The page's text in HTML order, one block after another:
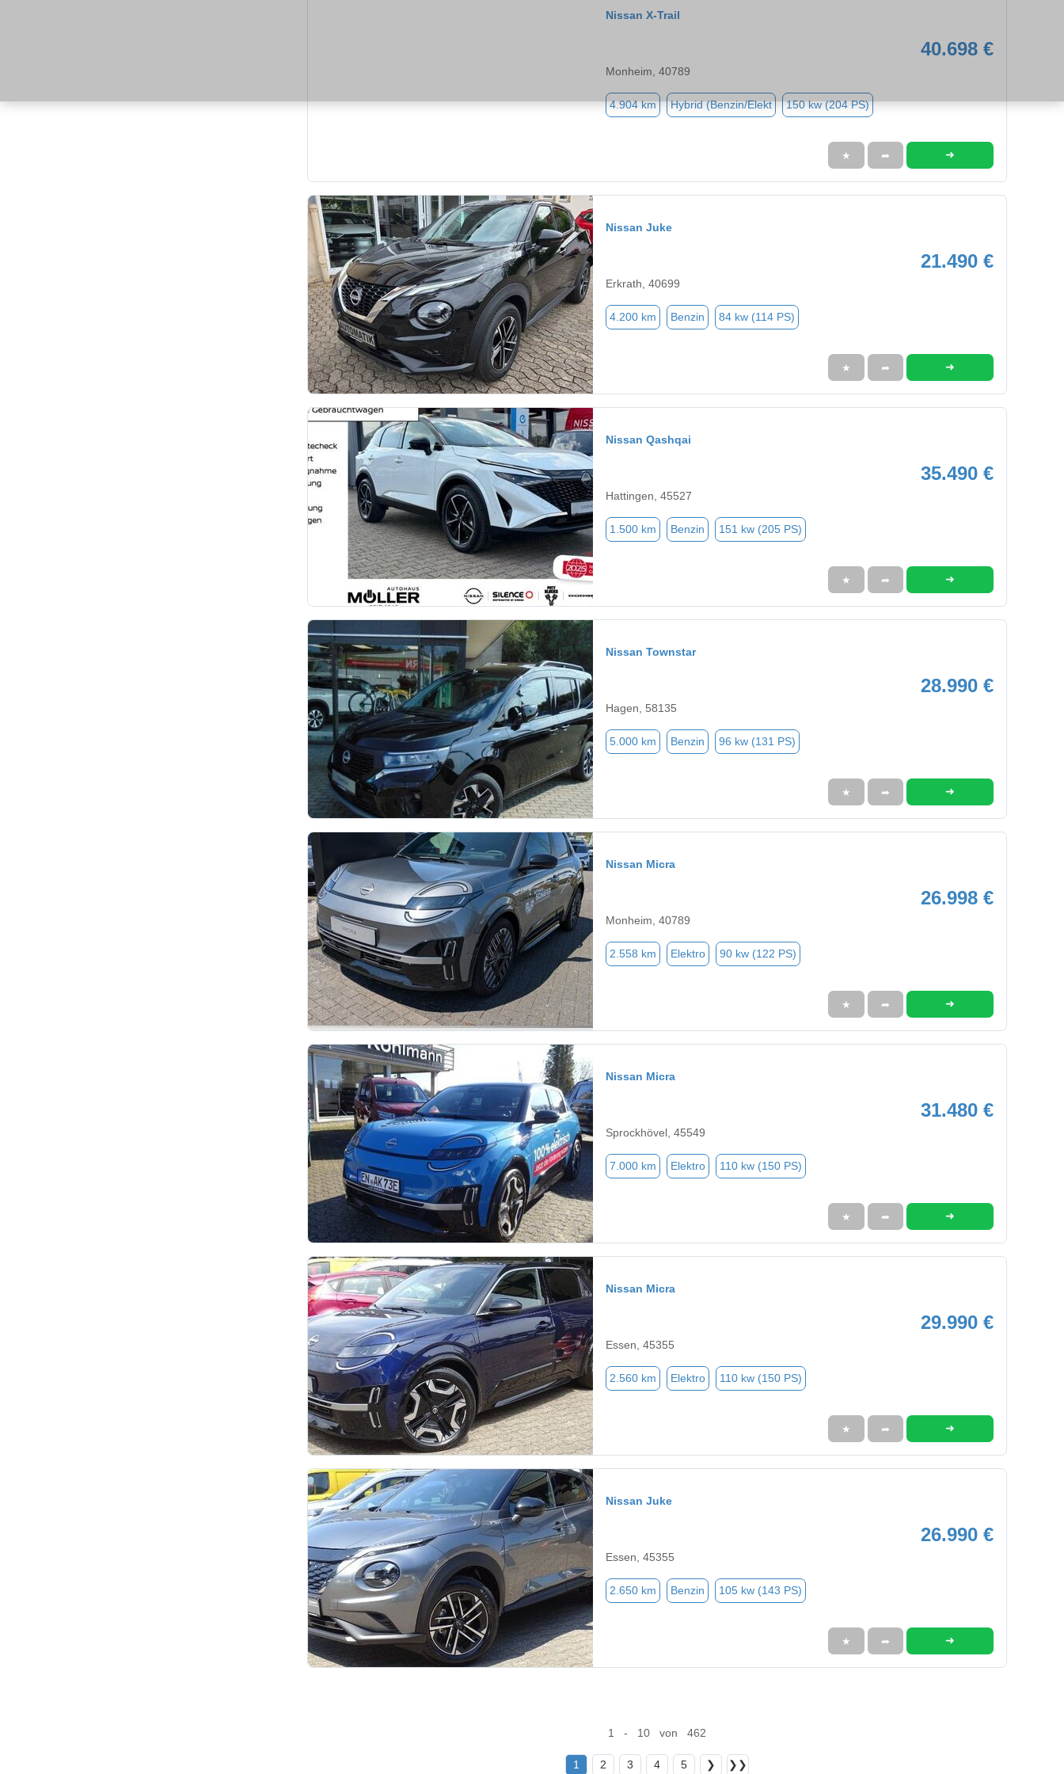
Nissan X-Trail
40.698 €
Monheim, 40789
4.904 km Hybrid (Benzin/Elekt 150 kw (204 PS)
★ ➦ ➜
Nissan Juke
21.490 €
Erkrath, 40699
4.200 km Benzin 84 kw (114 PS)
★ ➦ ➜
Nissan Qashqai
35.490 €
Hattingen, 45527
1.500 km Benzin 151 kw (205 PS)
★ ➦ ➜
Nissan Townstar
28.990 €
Hagen, 58135
5.000 km Benzin 96 kw (131 PS)
★ ➦ ➜
Nissan Micra
26.998 €
Monheim, 40789
2.558 km Elektro 90 kw (122 PS)
★ ➦ ➜
Nissan Micra
31.480 €
Sprockhövel, 45549
7.000 km Elektro 110 kw (150 PS)
★ ➦ ➜
Nissan Micra
29.990 €
Essen, 45355
2.560 km Elektro 110 kw (150 PS)
★ ➦ ➜
Nissan Juke
26.990 €
Essen, 45355
2.650 km Benzin 105 kw (143 PS)
★ ➦ ➜
1 - 10 von 462
1 2 3 4 5 ❯ ❯❯